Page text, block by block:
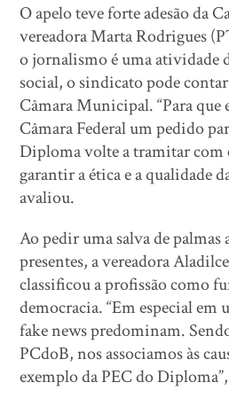
O apelo teve forte adesão da
vereadora Marta Rodrigues
o jornalismo é uma atividade
social, o sindicato pode
Câmara Municipal. “Para que
Câmara Federal um pedido
Diploma volte a tramitar com
garantir a ética e a qualidade
avaliou.
Ao pedir uma salva de palmas
presentes, a vereadora
classificou a profissão como
democracia. “Em especial em
fake news predominam.
PCdoB, nos associamos às
exemplo da PEC do